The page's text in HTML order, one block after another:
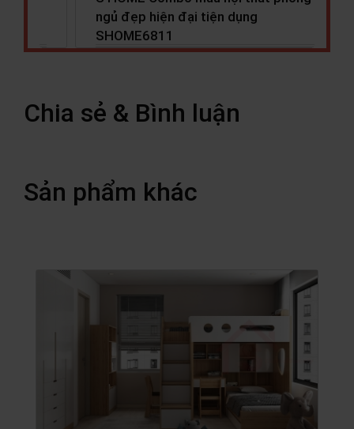
ngủ cho bé đẹp hiện đại tiện…
Chia sẻ & Bình luận
Sản phẩm khác